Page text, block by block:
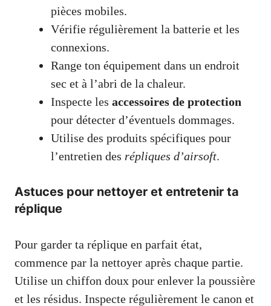
pièces mobiles.
Vérifie régulièrement la batterie et les
connexions.
Range ton équipement dans un endroit
sec et à l’abri de la chaleur.
Inspecte les accessoires de protection
pour détecter d’éventuels dommages.
Utilise des produits spécifiques pour
l’entretien des répliques d’airsoft.
Astuces pour nettoyer et entretenir ta
réplique
Pour garder ta réplique en parfait état,
commence par la nettoyer après chaque partie.
Utilise un chiffon doux pour enlever la poussière
et les résidus. Inspecte régulièrement le canon et